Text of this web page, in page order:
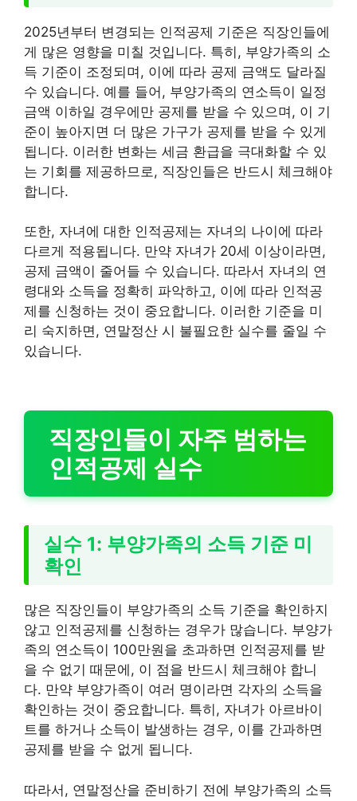
2025년부터 변경되는 인적공제 기준은 직장인들에
게 많은 영향을 미칠 것입니다. 특히, 부양가족의 소
득 기준이 조정되며, 이에 따라 공제 금액도 달라질
수 있습니다. 예를 들어, 부양가족의 연소득이 일정
금액 이하일 경우에만 공제를 받을 수 있으며, 이 기
준이 높아지면 더 많은 가구가 공제를 받을 수 있게
됩니다. 이러한 변화는 세금 환급을 극대화할 수 있
는 기회를 제공하므로, 직장인들은 반드시 체크해야
합니다.
또한, 자녀에 대한 인적공제는 자녀의 나이에 따라
다르게 적용됩니다. 만약 자녀가 20세 이상이라면,
공제 금액이 줄어들 수 있습니다. 따라서 자녀의 연
령대와 소득을 정확히 파악하고, 이에 따라 인적공
제를 신청하는 것이 중요합니다. 이러한 기준을 미
리 숙지하면, 연말정산 시 불필요한 실수를 줄일 수
있습니다.
직장인들이 자주 범하는
인적공제 실수
실수 1: 부양가족의 소득 기준 미
확인
많은 직장인들이 부양가족의 소득 기준을 확인하지
않고 인적공제를 신청하는 경우가 많습니다. 부양가
족의 연소득이 100만원을 초과하면 인적공제를 받
을 수 없기 때문에, 이 점을 반드시 체크해야 합니
다. 만약 부양가족이 여러 명이라면 각자의 소득을
확인하는 것이 중요합니다. 특히, 자녀가 아르바이
트를 하거나 소득이 발생하는 경우, 이를 간과하면
공제를 받을 수 없게 됩니다.
따라서, 연말정산을 준비하기 전에 부양가족의 소득